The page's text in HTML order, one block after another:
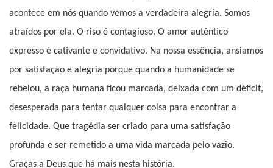
acontece em nós quando vemos a verdadeira alegria. Somos
atraídos por ela. O riso é contagioso. O amor autêntico
expresso é cativante e convidativo. Na nossa essência, ansiamos
por satisfação e alegria porque quando a humanidade se
rebelou, a raça humana ficou marcada, deixada com um déficit,
desesperada para tentar qualquer coisa para encontrar a
felicidade. Que tragédia ser criado para uma satisfação
profunda e ser remetido a uma vida marcada pelo vazio.
Graças a Deus que há mais nesta história.